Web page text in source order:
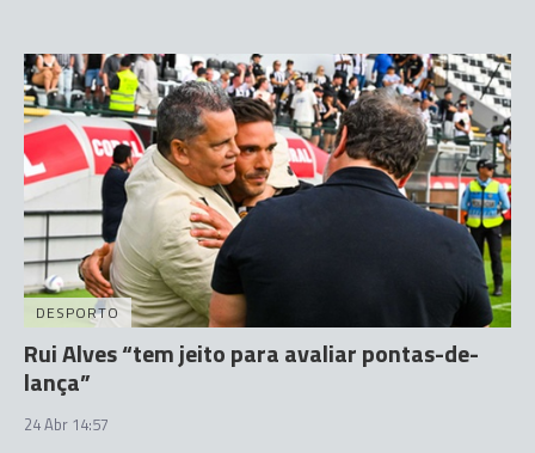
DESPORTO
Rui Alves “tem jeito para avaliar pontas-de-
lança”
24 Abr 14:57